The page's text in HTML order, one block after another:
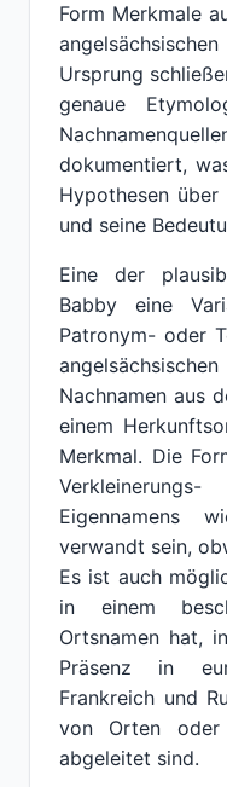
Form Merkmale
Ursprung
genaue
dokumentiert,
Hypothesen
und seine
Eine der
Babby eine
Patronym- oder
Nachnamen aus
einem
Merkmal. Die
Eigennamens
verwandt sein,
Es ist auch
in einem
Ortsnamen hat,
Präsenz in
Frankreich und
von Orten oder
abgeleitet sind.